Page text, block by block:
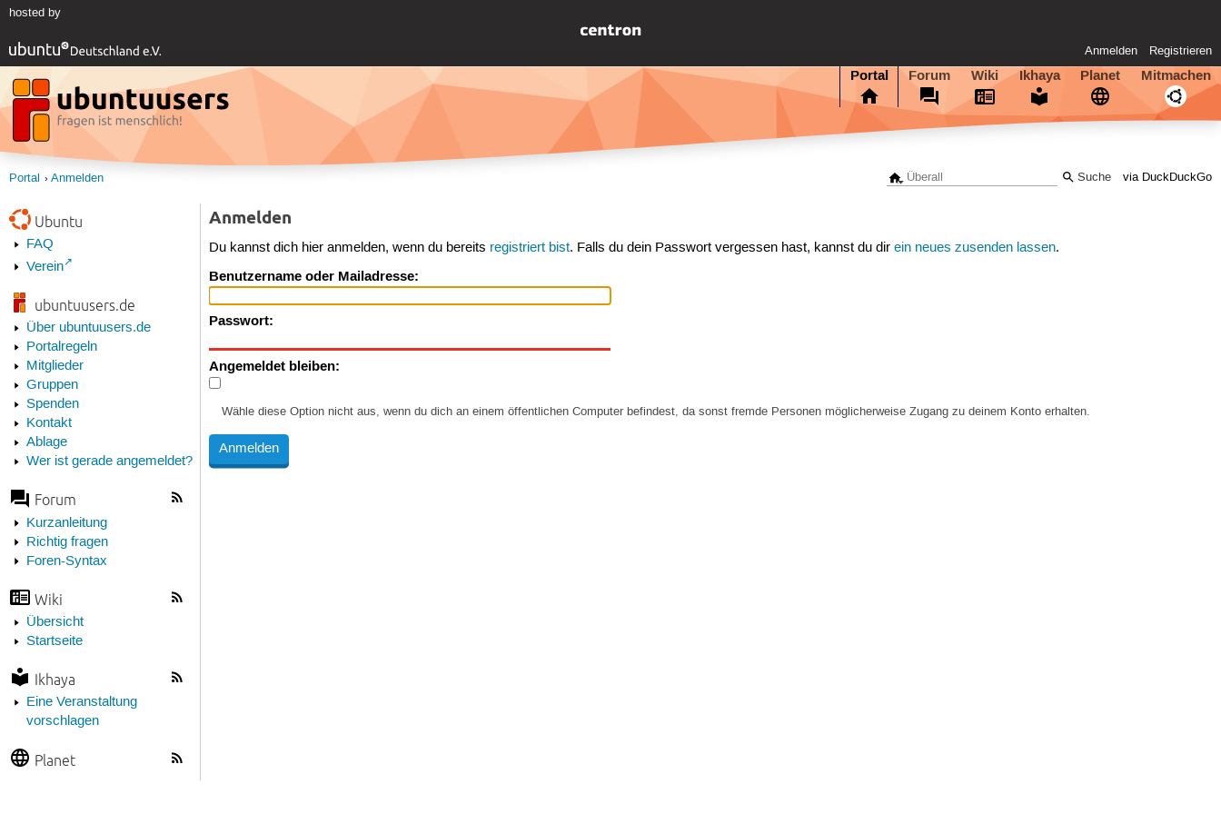
hosted by
Anmelden Registrieren
Portal Forum Wiki Ikhaya Planet Mitmachen
via DuckDuckGo
Portal Anmelden
Ubuntu
FAQ
Verein
ubuntuusers.de
Über ubuntuusers.de
Portalregeln
Mitglieder
Gruppen
Spenden
Kontakt
Ablage
Wer ist gerade angemeldet?
Forum
Kurzanleitung
Richtig fragen
Foren-Syntax
Wiki
Übersicht
Startseite
Ikhaya
Eine Veranstaltung
vorschlagen
Planet
Anmelden
Du kannst dich hier anmelden, wenn du bereits registriert bist. Falls du dein Passwort vergessen hast, kannst du direin neues zusenden lassen.
Benutzername oder Mailadresse:
Passwort:
Angemeldet bleiben:
Wähle diese Option nicht aus, wenn du dich an einem öffentlichen Computer befindest, da sonst fremde Personen möglicherweise Zugang zu deinem Konto erhalten.